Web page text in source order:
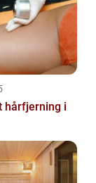
hårfjerning i